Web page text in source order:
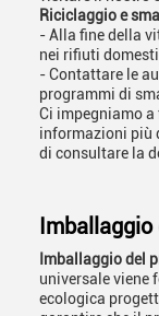
Riciclaggio e
- Alla fine della
nei rifiuti
- Contattare le
programmi di
Ci impegniamo
informazioni più
di consultare la
Imballaggio del
universale viene
ecologica